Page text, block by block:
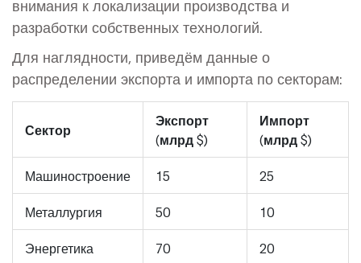
внимания к локализации производства и
разработки собственных технологий.
Для наглядности, приведём данные о
распределении экспорта и импорта по секторам:
Сектор
Экспорт
(млрд $)
Импорт
(млрд $)
Машиностроение 15 25
Металлургия 50 10
Энергетика 70 20